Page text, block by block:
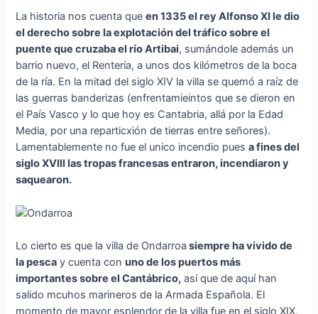
La historia nos cuenta queen 1335 el rey Alfonso XI le dio
el derecho sobre la explotación del tráfico sobre el
puente que cruzaba el río Artibai, sumándole además un
barrio nuevo, el Rentería, a unos dos kilómetros de la boca
de la ría. En la mitad del siglo XIV la villa se quemó a raíz de
las guerras banderizas (enfrentamieintos que se dieron en
el País Vasco y lo que hoy es Cantabria, allá por la Edad
Media, por una reparticxión de tierras entre señores).
Lamentablemente no fue el unico incendio puesa fines del
siglo XVIII las tropas francesas entraron, incendiaron y
saquearon.
Lo cierto es que la villa de Ondarroa siempre ha vivido de
la pesca y cuenta conuno de los puertos más
importantes sobre el Cantábrico, así que de aquí han
salido mcuhos marineros de la Armada Española. El
momento de mayor esplendor de la villa fue en el siglo XIX,